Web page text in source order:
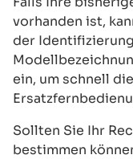
vorhanden ist,
der
ein, um schnell
Sollten Sie Ihr
bestimmen